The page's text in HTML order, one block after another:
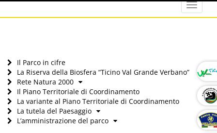
Toggle
Il Parco in cifre
La Riserva della Biosfera “Ticino Val Grande Verbano”
Rete Natura 2000
Il Piano Territoriale di Coordinamento
La variante al Piano Territoriale di Coordinamento
La tutela del Paesaggio
L’amministrazione del parco